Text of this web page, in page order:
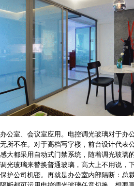
办公室、会议室应用。电控调光玻璃对于办
无所不在。对于高档写字楼，前台设计代表
感大都采用自动式门禁系统，随着调光玻璃
调光玻璃来替换普通玻璃，高大上不用说，
保护公司机密。再就是办公室内部隔断：总